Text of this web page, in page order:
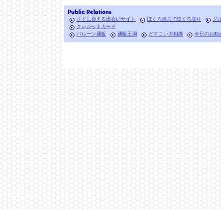
すぐに会える出会いサイト ほくろ除去でほくろ取り
グ
クレジットカード
バルーン通販
通販王国 どすこい大相撲 今日のお勧